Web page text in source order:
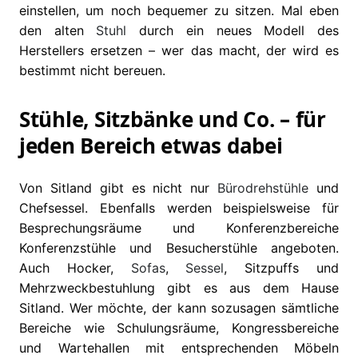
einstellen, um noch bequemer zu sitzen. Mal eben
den alten Stuhl durch ein neues Modell des
Herstellers ersetzen – wer das macht, der wird es
bestimmt nicht bereuen.
Stühle, Sitzbänke und Co. – für
jeden Bereich etwas dabei
Von Sitland gibt es nicht nur Bürodrehstühle und
Chefsessel. Ebenfalls werden beispielsweise für
Besprechungsräume und Konferenzbereiche
Konferenzstühle und Besucherstühle angeboten.
Auch Hocker, Sofas, Sessel, Sitzpuffs und
Mehrzweckbestuhlung gibt es aus dem Hause
Sitland. Wer möchte, der kann sozusagen sämtliche
Bereiche wie Schulungsräume, Kongressbereiche
und Wartehallen mit entsprechenden Möbeln